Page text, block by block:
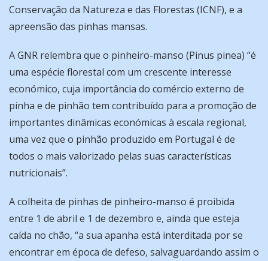
Conservação da Natureza e das Florestas (ICNF), e a
apreensão das pinhas mansas.
A GNR relembra que o pinheiro-manso (Pinus pinea) “é
uma espécie florestal com um crescente interesse
económico, cuja importância do comércio externo de
pinha e de pinhão tem contribuído para a promoção de
importantes dinâmicas económicas à escala regional,
uma vez que o pinhão produzido em Portugal é de
todos o mais valorizado pelas suas características
nutricionais”.
A colheita de pinhas de pinheiro-manso é proibida
entre 1 de abril e 1 de dezembro e, ainda que esteja
caída no chão, “a sua apanha está interditada por se
encontrar em época de defeso, salvaguardando assim o